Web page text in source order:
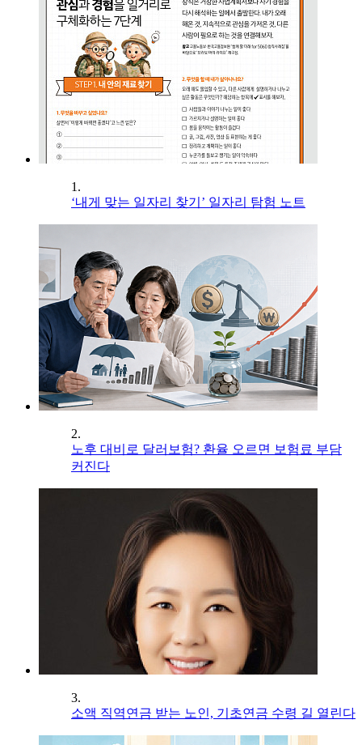
1.
‘내게 맞는 일자리 찾기’ 일자리 탐험 노트
2.
노후 대비로 달러보험? 환율 오르면 보험료 부담
커진다
3.
소액 직역연금 받는 노인, 기초연금 수령 길 열린다